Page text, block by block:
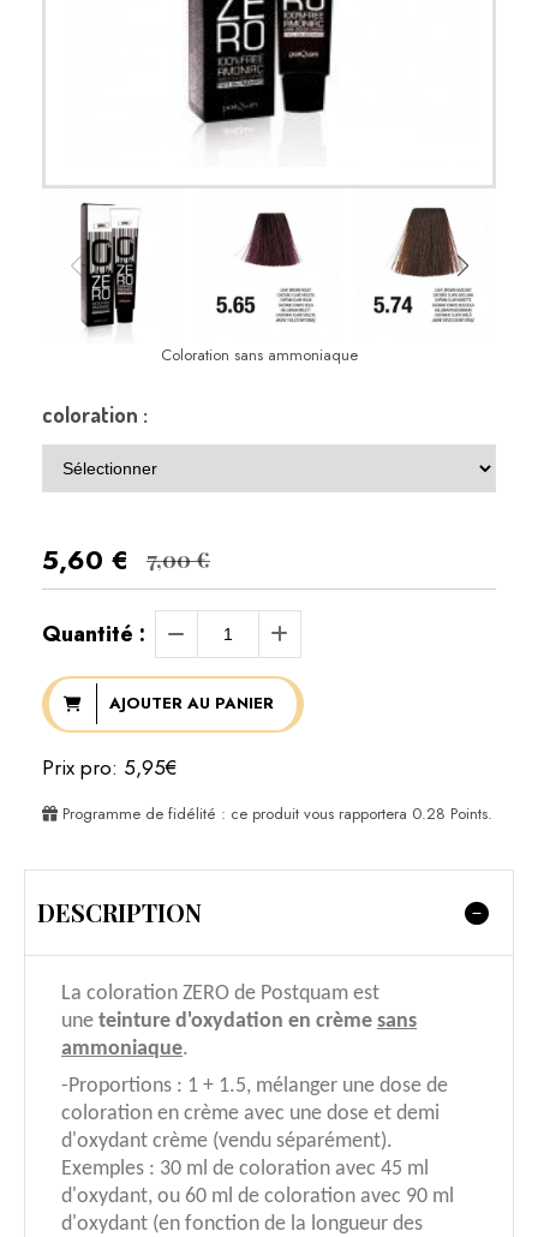
Coloration sans ammoniaque
coloration :
5,60 € 7,00 €
Quantité :
AJOUTER AU PANIER
Prix pro: 5,95€
Programme de fidélité : ce produit vous rapportera 0.28 Points.
DESCRIPTION
La coloration ZERO de Postquam est
une teinture d'oxydation en crème sans
ammoniaque.
-Proportions : 1 + 1.5, mélanger une dose de
coloration en crème avec une dose et demi
d'oxydant crème (vendu séparément).
Exemples : 30 ml de coloration avec 45 ml
d'oxydant, ou 60 ml de coloration avec 90 ml
d'oxydant (en fonction de la longueur des